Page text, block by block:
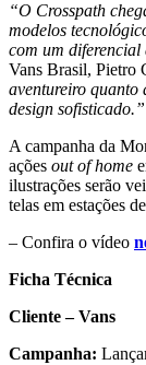
“O Crosspath
modelos
com um diferencial
Vans Brasil, Pietro
aventureiro quanto
design sofisticado.”
A campanha da
ações out of home
ilustrações serão
telas em estações
– Confira o vídeo
Ficha Técnica
Cliente – Vans
Campanha: